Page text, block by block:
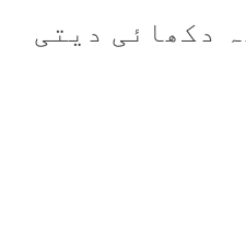
دکھائی دیتی